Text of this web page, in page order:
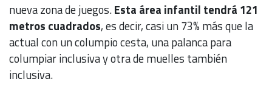
nueva zona de juegos.Esta área infantil tendrá 121
metros cuadrados, es decir, casi un 73% más que la
actual con un columpio cesta, una palanca para
columpiar inclusiva y otra de muelles también
inclusiva.